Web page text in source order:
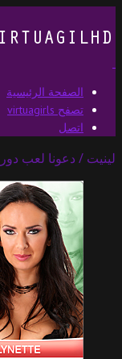
الصفحة الرئيسية
تصفح virtuagirls
اتصل
لينيت / دعونا لعب دور